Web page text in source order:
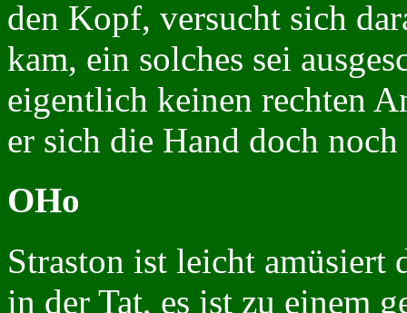
den Kopf, versucht sich
kam, ein solches sei
eigentlich keinen rechten
er sich die Hand doch
OHo
Straston ist leicht amüsiert
in der Tat, es ist zu einem